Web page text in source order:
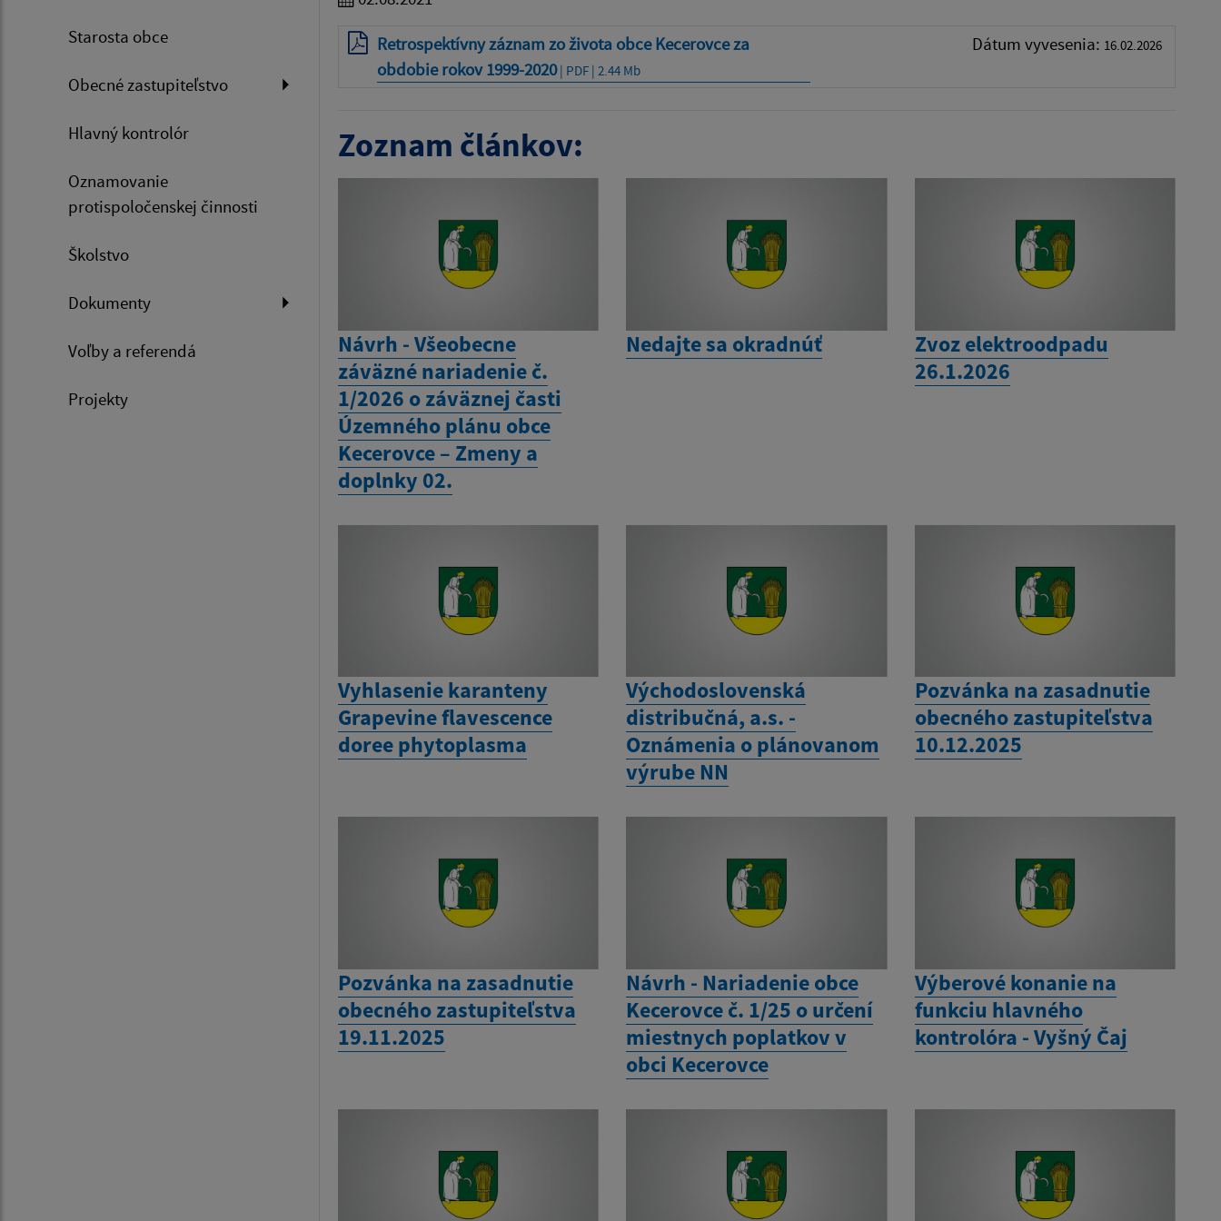
Starosta obce
Obecné zastupiteľstvo
Hlavný kontrolór
Oznamovanie
protispoločenskej činnosti
Školstvo
Dokumenty
Voľby a referendá
Projekty
Retrospektívny záznam zo života obce Kecerovce za
obdobie rokov 1999-2020| PDF | 2.44 Mb
Dátum vyvesenia: 16.02.2026
Zoznam článkov:
Návrh - Všeobecne
záväzné nariadenie č.
1/2026 o záväznej časti
Územného plánu obce
Kecerovce – Zmeny a
doplnky 02.
Nedajte sa okradnúť
Zvoz elektroodpadu
26.1.2026
Vyhlasenie karanteny
Grapevine flavescence
doree phytoplasma
Východoslovenská
distribučná, a.s. -
Oznámenia o plánovanom
výrube NN
Pozvánka na zasadnutie
obecného zastupiteľstva
10.12.2025
Pozvánka na zasadnutie
obecného zastupiteľstva
19.11.2025
Návrh - Nariadenie obce
Kecerovce č. 1/25 o určení
miestnych poplatkov v
obci Kecerovce
Výberové konanie na
funkciu hlavného
kontrolóra - Vyšný Čaj